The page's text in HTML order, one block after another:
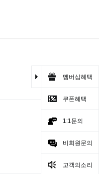
멤버십혜택
쿠폰혜택
1:1문의
비회원문의
고객의소리